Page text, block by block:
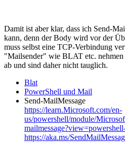
Damit ist aber klar, dass ich Send-
kann, denn der Body wird vor der
muss selbst eine TCP-Verbindung
"Mailsender" wie BLAT etc.
ab und sind daher nicht tauglich.
Blat
PowerShell und Mail
Send-MailMessage
https://learn.Microsoft.com/en-
us/powershell/module/
https://aka.ms/